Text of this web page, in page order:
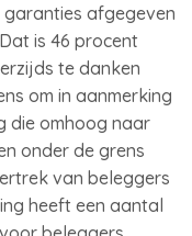
garanties afgegeven
is 46 procent
te danken
om in aanmerking
die omhoog naar
onder de grens
van beleggers
heeft een aantal